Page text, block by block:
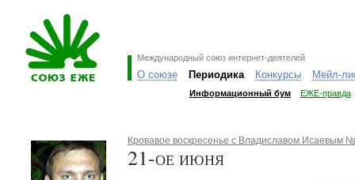
Международный союз интернет-деятелей
О союзе Периодика Конкурсы Мейл-
Информационный бум ЕЖЕ-правда
Кровавое воскресенье с Владиславом Исаевым
21-ое июня